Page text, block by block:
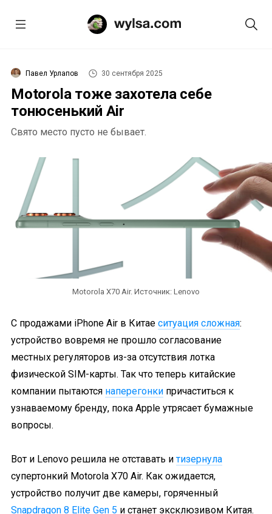
Павел Урлапов 30 сентября 2025
Motorola тоже захотела себе
тонюсенький Air
Свято место пусто не бывает.
Motorola X70 Air. Источник: Lenovo
С продажами iPhone Air в Китае ситуация сложная:
устройство вовремя не прошло согласование
местных регуляторов из-за отсутствия лотка
физической SIM-карты. Так что теперь китайские
компании пытаются наперегонки причаститься к
узнаваемому бренду, пока Apple утрясает бумажные
вопросы.
Вот и Lenovo решила не отставать итизернула
супертонкий Motorola X70 Air. Как ожидается,
устройство получит две камеры, горяченный
Snapdragon 8 Elite Gen 5 и станет эксклюзивом Китая.